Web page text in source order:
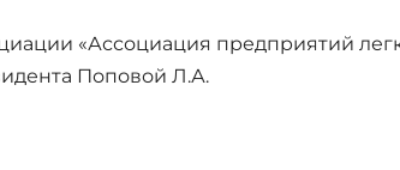
«Ассоциация предприятий
Поповой Л.А.